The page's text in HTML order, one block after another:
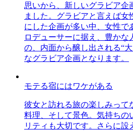
思いから、新しいグラビア企
ました。グラビアと言えば女
にした企画が多い中、女性で
ロデューサーに据え、豊かな
の、内面から醸し出される“
なグラビア企画となります。
モテる宿にはワケがある
彼女と訪れる旅の楽しみっ
料理、そして景色。気持ちの
リティも大切です。さらに設